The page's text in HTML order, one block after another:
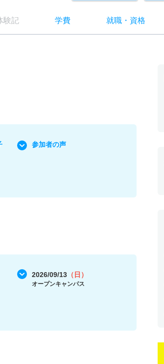
験記 学費 就職・ 資格
参加者の声
2026/09/13（日）
オープンキャンパス